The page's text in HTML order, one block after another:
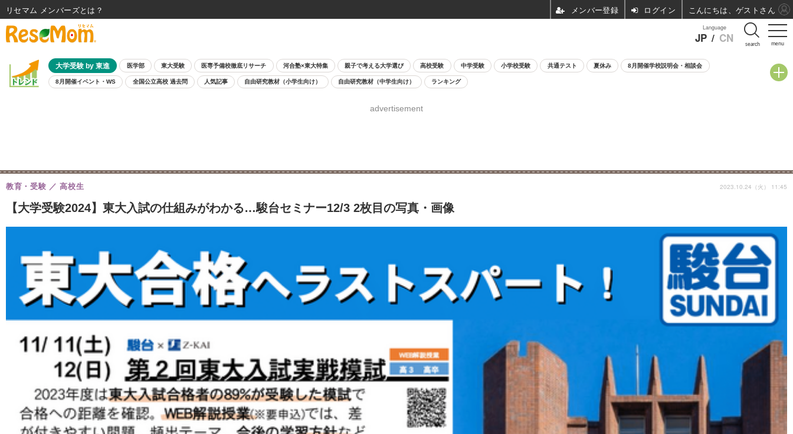
menu
Language
JP / CN search
大学受験 by 東進 医学部 東大受験 医専予備校徹底リサーチ 河合塾×東大特集 親子で考える大学選び 高校受験 中学受験 小学校受験 共通テスト 夏休み 8月開催学校説明会・相談会
8月開催イベント・WS 全国公立高校 過去問 人気記事 自由研究教材（小学生向け） 自由研究教材（中学生向け） ランキング
advertisement
【大学受験2024】東大入試の仕組みがわかる…駿台セミナー12/3 2枚目の写真・画像
教育・受験 高校生 2023.10.24（火） 11:45
リセマム メンバーズ ログイン こんにちは、ゲストさん